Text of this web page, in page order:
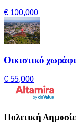
€ 100,000
Οικιστικό
€ 55,000
Πολιτική